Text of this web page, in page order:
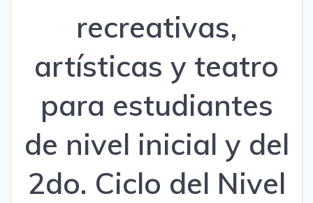
recreativas,
artísticas y teatro
para estudiantes
de nivel inicial y del
2do. Ciclo del Nivel